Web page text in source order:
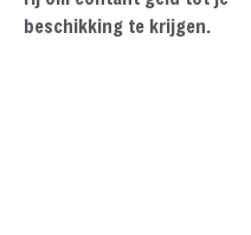
beschikking te krijgen.